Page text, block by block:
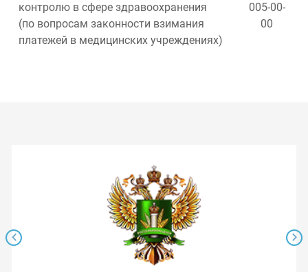
контролю в сфере здравоохранения
(по вопросам законности взимания
платежей в медицинских учреждениях)
005-00-
00